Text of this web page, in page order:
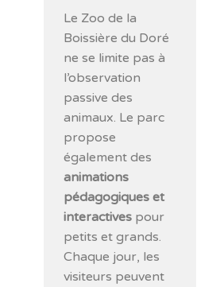
Le Zoo de la
Boissière du Doré
ne se limite pas à
l’observation
passive des
animaux. Le parc
propose
également des
animations
pédagogiques et
interactives pour
petits et grands.
Chaque jour, les
visiteurs peuvent